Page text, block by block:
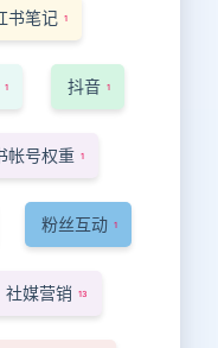
书笔记 1
1 抖音 1
帐号权重 1
粉丝互动 1
社媒营销 13